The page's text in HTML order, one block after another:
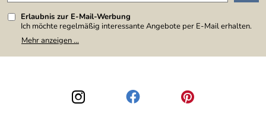
Erlaubnis zur E-Mail-Werbung
Ich möchte regelmäßig interessante Angebote per E-Mail erhalten.
Meine E-Mail-Adresse wird nicht an andere Unternehmen
weitergegeben. Zu statistischen Zwecken wird in anonymer Form
den Link "Abmelden" am Ende des Newsletters anklicke. Die
Datenschutzerklärung
habe ich zur Kenntnis genommen.
Mehr anzeigen ...